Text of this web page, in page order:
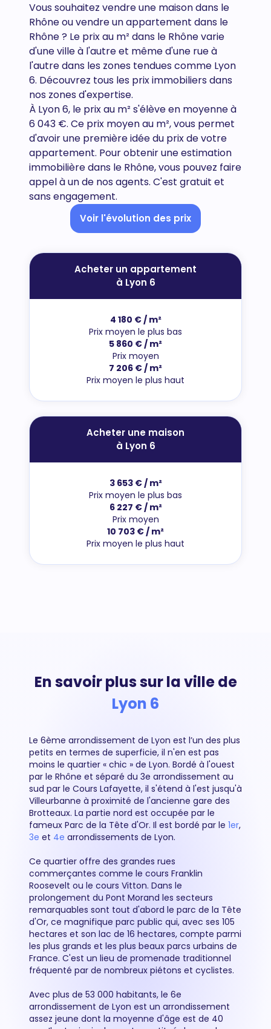
Vous souhaitez vendre une maison dans le
Rhône ou vendre un appartement dans le
Rhône? Le prix au m² dans le Rhône varie
d'une ville à l'autre et même d'une rue à
l'autre dans les zones tendues comme Lyon
6. Découvrez tous les prix immobiliers dans
nos zones d'expertise.
À Lyon 6, le prix au m² s'élève en moyenne à
6 043 €. Ce prix moyen au m², vous permet
d'avoir une première idée du prix de votre
appartement. Pour obtenir une estimation
immobilière dans le Rhône, vous pouvez faire
appel à un de nos agents. C'est gratuit et
sans engagement.
Voir l'évolution des prix
Acheter un appartement
à Lyon 6
4 180 € / m²
Prix moyen le plus bas
5 860 € / m²
Prix moyen
7 206 € / m²
Prix moyen le plus haut
Acheter une maison
à Lyon 6
3 653 € / m²
Prix moyen le plus bas
6 227 € / m²
Prix moyen
10 703 € / m²
Prix moyen le plus haut
En savoir plus sur la ville de
Lyon 6
Le 6ème arrondissement de Lyon est l’un des plus
petits en termes de superficie, il n'en est pas
moins le quartier « chic » de Lyon. Bordé à l'ouest
par le Rhône et séparé du 3e arrondissement au
sud par le Cours Lafayette, il s'étend à l'est jusqu'à
Villeurbanne à proximité de l'ancienne gare des
Brotteaux. La partie nord est occupée par le
fameux Parc de la Tête d'Or. Il est bordé par le 1er,
3e et 4e arrondissements de Lyon.
Ce quartier offre des grandes rues
commerçantes comme le cours Franklin
Roosevelt ou le cours Vitton. Dans le
prolongement du Pont Morand les secteurs
remarquables sont tout d'abord le parc de la Tête
d'Or, ce magnifique parc public qui, avec ses 105
hectares et son lac de 16 hectares, compte parmi
les plus grands et les plus beaux parcs urbains de
France. C'est un lieu de promenade traditionnel
fréquenté par de nombreux piétons et cyclistes.
Avec plus de 53 000 habitants, le 6e
arrondissement de Lyon est un arrondissement
assez jeune dont la moyenne d'âge est de 40